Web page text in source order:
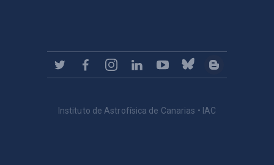
Instituto de Astrofísica de Canarias • IAC